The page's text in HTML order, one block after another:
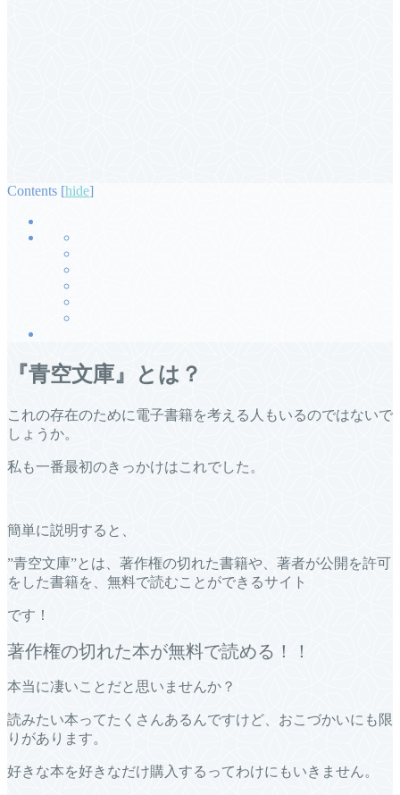
Contents [hide]
『青空文庫』とは？
これの存在のために電子書籍を考える人もいるのではないで
しょうか。
私も一番最初のきっかけはこれでした。
簡単に説明すると、
”青空文庫”とは、著作権の切れた書籍や、著者が公開を許可
をした書籍を、無料で読むことができるサイト
です！
著作権の切れた本が無料で読める！！
本当に凄いことだと思いませんか？
読みたい本ってたくさんあるんですけど、おこづかいにも限
りがあります。
好きな本を好きなだけ購入するってわけにもいきません。